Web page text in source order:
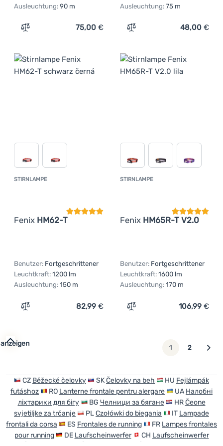
Ausleuchtung: 90 m
Zum Vergleich 'Stirnlampe BioLite Dash 450' hinzufügen
75,00 €
Ausleuchtung: 75 m
Zum Vergleich
48,00 €
STIRNLAMPE
Fenix HM62-T
Kundenbewertung
Benutzer: Fortgeschrittener
Leuchtkraft: 1200 lm
Ausleuchtung: 150 m
Zum Vergleich 'Stirnlampe Fenix HM62-T' hinzufügen
82,99 €
STIRNLAMPE
Fenix HM65R-T V2.0
Benutzer: Fortgeschrittener
Leuchtkraft: 1600 lm
Ausleuchtung: 170 m
Zum Vergleich
106,99 €
1 2 weiter
CZ Běžecké čelovky SKČelovky na beh HU Fejlámpák
futáshoz
RO Lanterne frontale pentru alergare UA Налобні
ліхтарики для бігу
BG Челници за бягане HRČeone
svjetiljke za trčanje
PLCzołówki do biegania IT Lampade
frontali da corsa
ES Frontales de running FR Lampes frontales
pour running
DE Laufscheinwerfer CH Laufscheinwerfer